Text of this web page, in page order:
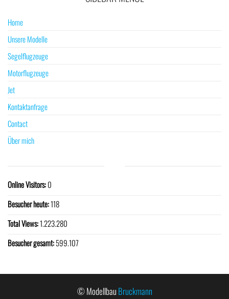
Home
Unsere Modelle
Segelflugzeuge
Motorflugzeuge
Jet
Kontaktanfrage
Contact
Über mich
Online Visitors:0
Besucher heute:118
Total Views:1.223.280
Besucher gesamt:599.107
© Modellbau Bruckmann